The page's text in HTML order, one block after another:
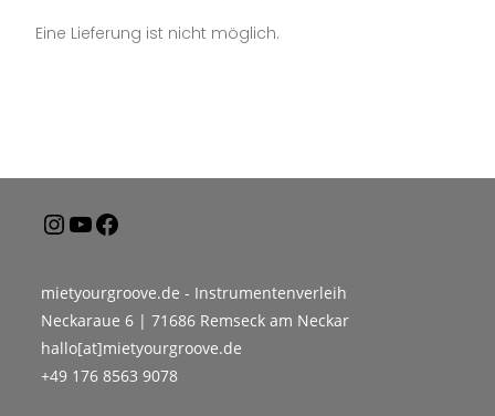
Eine Lieferung ist nicht möglich.
mietyourgroove.de - Instrumentenverleih
Neckaraue 6 | 71686 Remseck am Neckar
hallo[at]mietyourgroove.de
+49 176 8563 9078